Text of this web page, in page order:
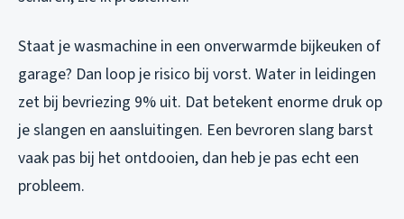
Staat je wasmachine in een onverwarmde bijkeuken of
garage? Dan loop je risico bij vorst. Water in leidingen
zet bij bevriezing 9% uit. Dat betekent enorme druk op
je slangen en aansluitingen. Een bevroren slang barst
vaak pas bij het ontdooien, dan heb je pas echt een
probleem.